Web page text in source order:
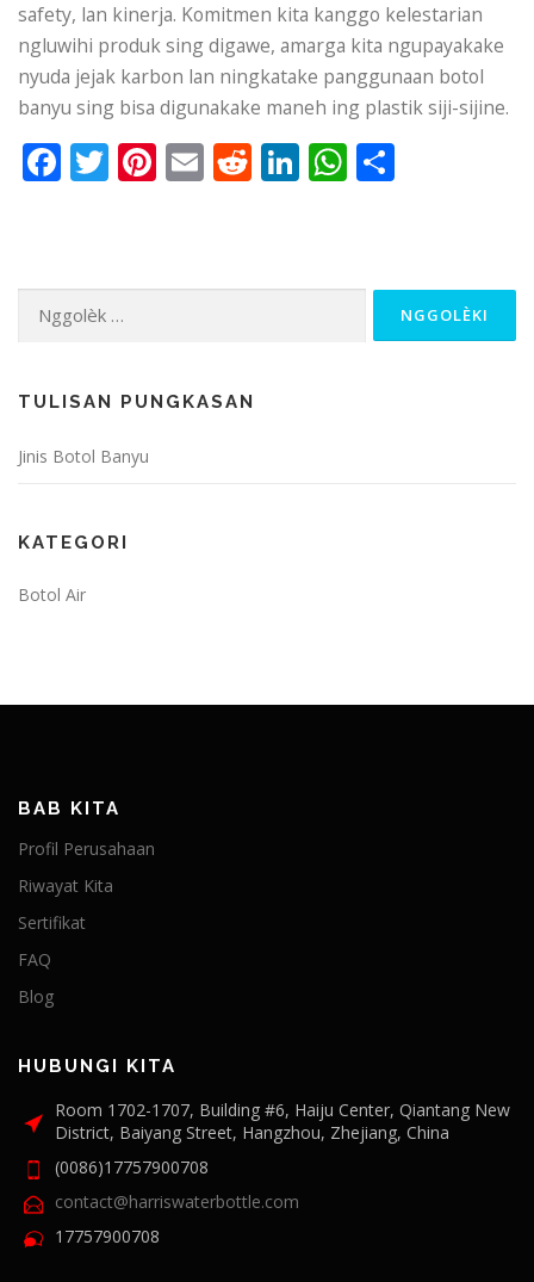
safety, lan kinerja. Komitmen kita kanggo kelestarian
ngluwihi produk sing digawe, amarga kita ngupayakake
nyuda jejak karbon lan ningkatake panggunaan botol
banyu sing bisa digunakake maneh ing plastik siji-sijine.
Facebook
Twitter
Pinterest
EmailReddit
LinkedIn
WhatsApp
Nggolèk
kanggo:
TULISAN PUNGKASAN
Jinis Botol Banyu
KATEGORI
Botol Air
BAB KITA
Profil Perusahaan
Riwayat Kita
Sertifikat
FAQ
Blog
HUBUNGI KITA
Room 1702-1707, Building #6, Haiju Center, Qiantang New
District, Baiyang Street, Hangzhou, Zhejiang, China
(0086)17757900708
contact@harriswaterbottle.com
17757900708